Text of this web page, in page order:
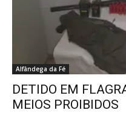
Alfândega da Fé
DETIDO EM
MEIOS PROIBIDOS